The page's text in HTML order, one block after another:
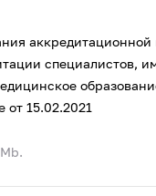
аккредитационной
специалистов,
от 15.02.2021